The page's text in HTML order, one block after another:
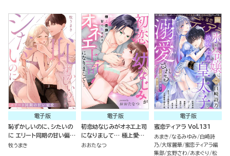
電子版
恥ずかしいのに、シたいの
に エリート同期の甘い偏愛
（単話版）
牧うまき
電子版
初恋幼なじみがオネエ上司
になりまして… 極上愛撫
で甘く乱される（単話版）
おおたなつ
電子版
蜜恋ティアラ Vol.131
あまき なるみゆみ
白崎詩
乃 大塚麗華 蜜恋ティアラ編
集部 玄野さわ あまぐり
松